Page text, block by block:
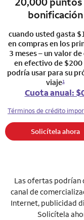
bonificación
cuando usted gasta
en compras en los
3 meses – un valor de
en efectivo de $200
podría usar para su
viaje1
Cuota anual:
Términos de crédito
Solicítela ahora
Las ofertas podrían
canal de
Internet, publicidad
Solicítela